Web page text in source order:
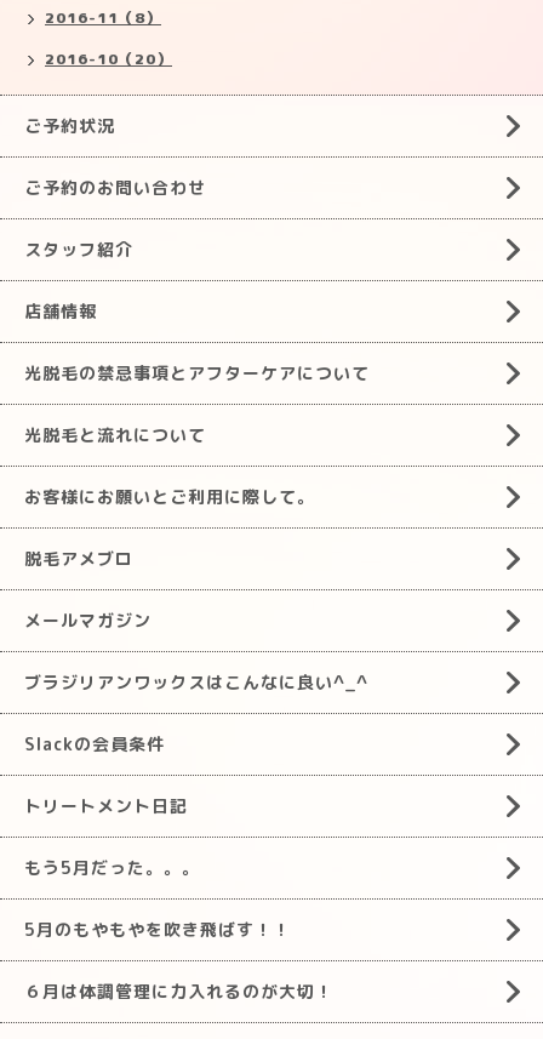
2016-11（8）
2016-10（20）
ご予約状況
ご予約のお問い合わせ
スタッフ紹介
店舗情報
光脱毛の禁忌事項とアフターケアについて
光脱毛と流れについて
お客様にお願いとご利用に際して。
脱毛アメブロ
メールマガジン
ブラジリアンワックスはこんなに良い^_^
Slackの会員条件
トリートメント日記
もう5月だった。。。
5月のもやもやを吹き飛ばす！！
６月は体調管理に力入れるのが大切！